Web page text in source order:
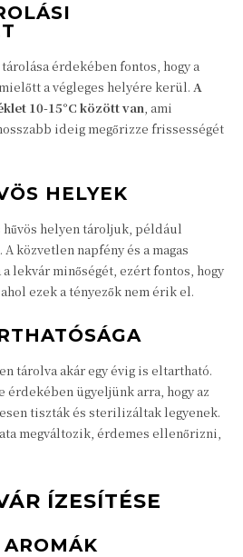
érdekében fontos, hogy a
a végleges helyére kerül. A
10-15°C között van, ami
ideig megőrizze frissességét
HELYEK
helyen tároljuk, például
közvetlen napfény és a magas
lekvár minőségét, ezért fontos, hogy
ezek a tényezők nem érik el.
tárolva akár egy évig is eltartható.
érdekében ügyeljünk arra, hogy az
tiszták és sterilizáltak legyenek.
megváltozik, érdemes ellenőrizni,
ÍZESÍTÉSE
AROMÁK